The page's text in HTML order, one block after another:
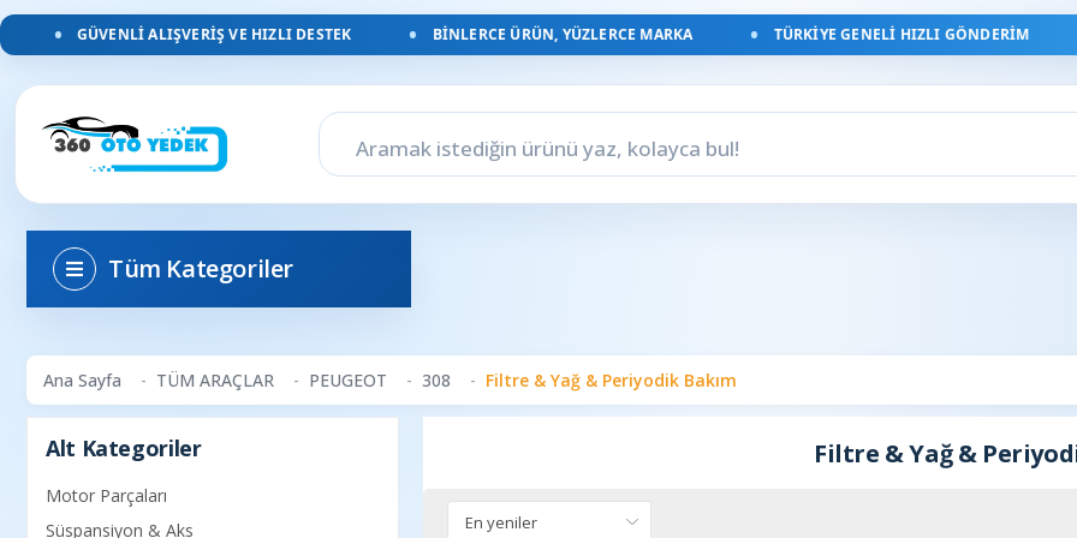
GÜVENLI ALIŞVERIŞ VE HIZLI DESTEK BINLERCE ÜRÜN, YÜZLERCE MARKA TÜRKIYE GENELI HIZLI GÖNDERIM
Tüm Kategoriler
Ana Sayfa TÜM ARAÇLAR PEUGEOT 308 Filtre & Yağ & Periyodik Bakım
Alt Kategoriler
Motor Parçaları
Süspansiyon & Aks
Filtre & Yağ &